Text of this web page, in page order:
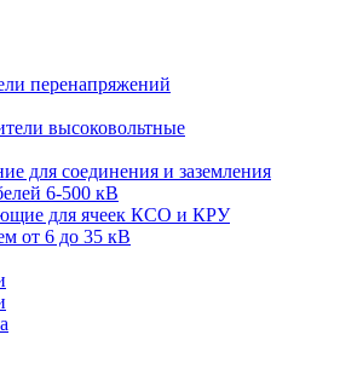
перенапряжений
высоковольтные
для соединения и заземления
6-500 кВ
для ячеек КСО и КРУ
от 6 до 35 кВ